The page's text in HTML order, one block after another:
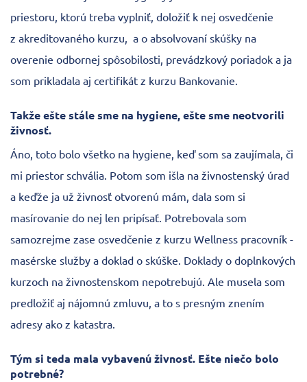
priestoru, ktorú treba vyplniť, doložiť k nej osvedčenie
z akreditovaného kurzu, a o absolvovaní skúšky na
overenie odbornej spôsobilosti, prevádzkový poriadok a ja
som prikladala aj certifikát z kurzu Bankovanie.
Takže ešte stále sme na hygiene, ešte sme neotvorili
živnosť.
Áno, toto bolo všetko na hygiene, keď som sa zaujímala, či
mi priestor schvália. Potom som išla na živnostenský úrad
a keďže ja už živnosť otvorenú mám, dala som si
masírovanie do nej len pripísať. Potrebovala som
samozrejme zase osvedčenie z kurzu Wellness pracovník -
masérske služby a doklad o skúške. Doklady o doplnkových
kurzoch na živnostenskom nepotrebujú. Ale musela som
predložiť aj nájomnú zmluvu, a to s presným znením
adresy ako z katastra.
Tým si teda mala vybavenú živnosť. Ešte niečo bolo
potrebné?